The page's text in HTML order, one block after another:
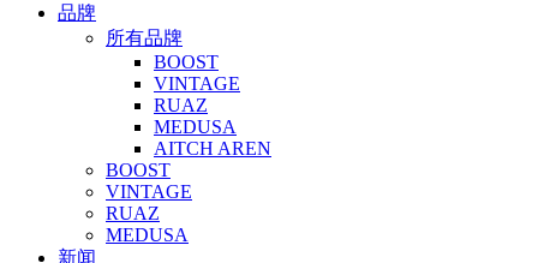
品牌
所有品牌
BOOST
VINTAGE
RUAZ
MEDUSA
AITCH AREN
BOOST
VINTAGE
RUAZ
MEDUSA
新闻